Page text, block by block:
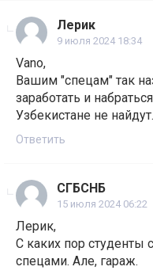
Лерик
9 июля 2024 18:34
Vano,
Вашим "спецам" так
заработать и
Узбекистане не найдут.
Ответить
СГБСНБ
15 июля 2024 06:22
Лерик,
С каких пор
спецами. Але, гараж.